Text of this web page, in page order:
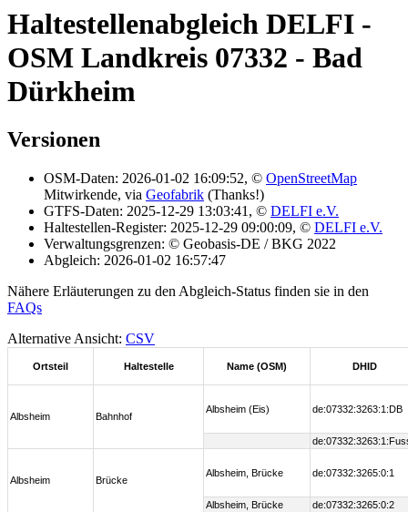
Haltestellenabgleich DELFI -
OSM Landkreis 07332 - Bad
Dürkheim
Versionen
OSM-Daten: 2026-01-02 16:09:52, © OpenStreetMap
Mitwirkende, via Geofabrik (Thanks!)
GTFS-Daten: 2025-12-29 13:03:41, © DELFI e.V.
Haltestellen-Register: 2025-12-29 09:00:09, © DELFI e.V.
Verwaltungsgrenzen: © Geobasis-DE / BKG 2022
Abgleich: 2026-01-02 16:57:47
Nähere Erläuterungen zu den Abgleich-Status finden sie in den
FAQs
Alternative Ansicht: CSV
Ortsteil Haltestelle Name (OSM) DHID
Albsheim Bahnhof
Albsheim (Eis) de:07332:3263:1:DB
Albsheim Brücke
Albsheim, Brücke de:07332:3265:0:1
Albsheim, Brücke de:07332:3265:0:2